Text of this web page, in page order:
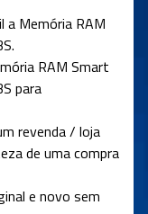
a Memória RAM
RAM Smart
para
revenda / loja
de uma compra
e novo sem